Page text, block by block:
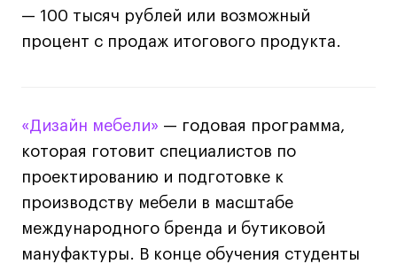
Все программы
Графический дизайнер
Цифровой маркетолог
Технолог-конструктор одежды
Коммерческий фотограф
Все программы
— 100 тысяч рублей или возможный
процент с продаж итогового продукта.
«Дизайн мебели» — годовая программа,
которая готовит специалистов по
проектированию и подготовке к
производству мебели в масштабе
международного бренда и бутиковой
мануфактуры. В конце обучения студенты